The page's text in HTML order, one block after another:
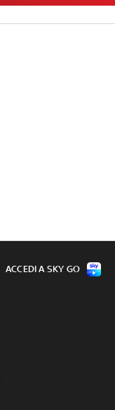
ACCEDI A SKY GO